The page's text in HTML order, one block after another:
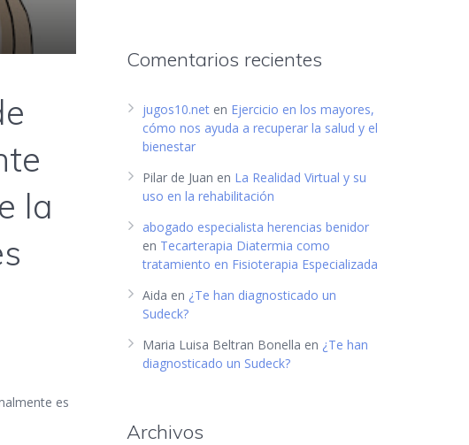
la
es
Comentarios recientes
jugos10.net en Ejercicio en los mayores,
cómo nos ayuda a recuperar la salud y el
bienestar
Pilar de Juan en La Realidad Virtual y su
uso en la rehabilitación
abogado especialista herencias benidor
en Tecarterapia Diatermia como
tratamiento en Fisioterapia Especializada
Aida en ¿Te han diagnosticado un
Sudeck?
Maria Luisa Beltran Bonella en ¿Te han
diagnosticado un Sudeck?
Archivos